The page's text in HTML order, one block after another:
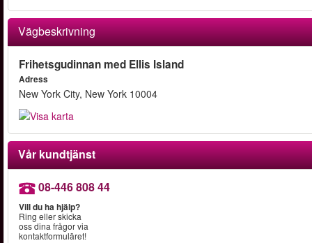
Vägbeskrivning
Frihetsgudinnan med Ellis Island
Adress
New York City, New York 10004
Vår kundtjänst
08-446 808 44
Vill du ha hjälp?
Ring eller skicka
oss dina frågor via
kontaktformuläret!